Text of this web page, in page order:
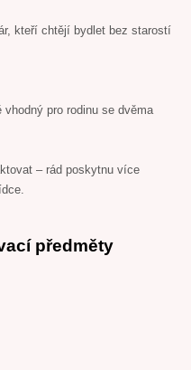
kteří chtějí bydlet bez starostí
pro rodinu se dvěma
– rád poskytnu více
předměty